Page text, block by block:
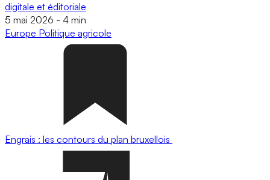
digitale et éditoriale
5 mai 2026 - 4 min
Europe Politique agricole
Engrais : les contours du plan bruxellois